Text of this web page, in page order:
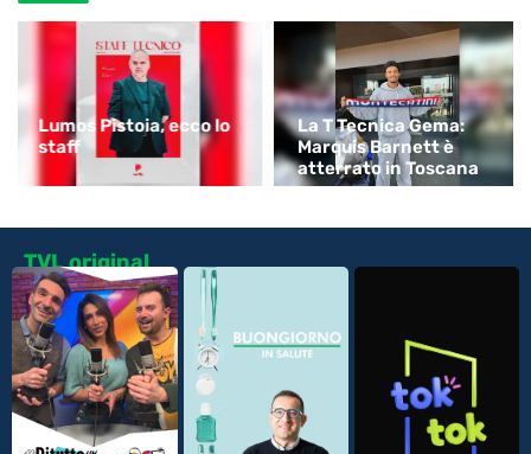
Lumos Pistoia, ecco lo
staff
La T Tecnica Gema:
Marquis Barnett è
atterrato in Toscana
TVL original